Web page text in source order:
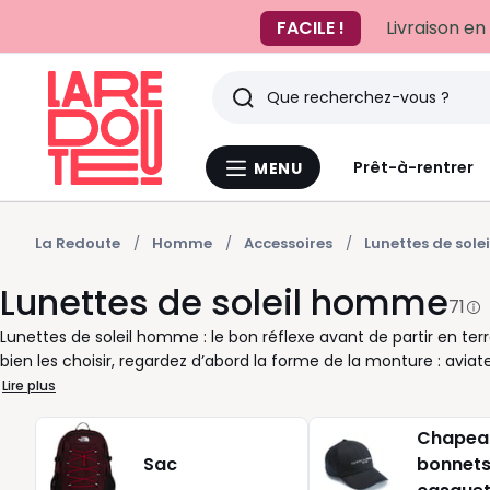
FACILE !
Livraison
Menu
MENU Prêt-à-rentrer
Rechercher
Derniers
articles
vus
La Redoute Homme Accessoires Lunettes de
Lunettes de soleil homme71
Lunettes de soleil homme : le bon réflexe avant de partir en
bien les choisir, regardez d’abord la forme de la monture :
rectangulaire pour une ligne nette et facile à porter. Les
pont bien ajusté pour éviter qu’elles ne bougent, monture
souvent en mouvement, misez sur un maintien fiable et une
chemise en lin ou une veste plus urbaine, les lunettes de
Lire plus
Sac